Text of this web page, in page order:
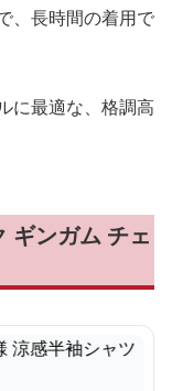
、長時間の着用で
に最適な、格調高
ギンガム チェ